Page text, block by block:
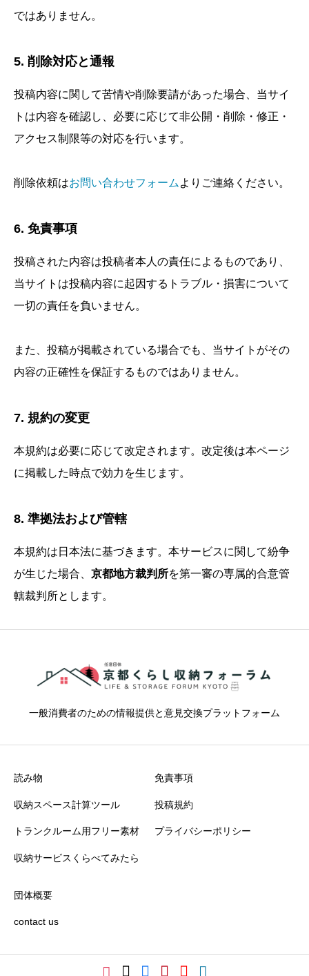
ではありません。
5. 削除対応と通報
投稿内容に関して苦情や削除要請があった場合、当サイ
トは内容を確認し、必要に応じて非公開・削除・修正・
アクセス制限等の対応を行います。
削除依頼はお問い合わせフォーム よりご連絡ください。
6. 免責事項
投稿された内容は投稿者本人の責任によるものであり、
当サイトは投稿内容に起因するトラブル・損害について
一切の責任を負いません。
また、投稿が掲載されている場合でも、当サイトがその
内容の正確性を保証するものではありません。
7. 規約の変更
本規約は必要に応じて改定されます。改定後は本ページ
に掲載した時点で効力を生じます。
8. 準拠法および管轄
本規約は日本法に基づきます。本サービスに関して紛争
が生じた場合、 京都地方裁判所を第一審の専属的合意管
轄裁判所とします。
一般消費者のための情報提供と意見交換プラットフォーム
読み物
収納スペース計算ツール
トランクルーム用フリー素材
収納サービスくらべてみたら
免責事項
投稿規約
プライバシーポリシー
団体概要
contact us